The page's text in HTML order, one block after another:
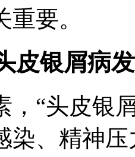
要。
皮银屑病
，“头皮银
染、精神